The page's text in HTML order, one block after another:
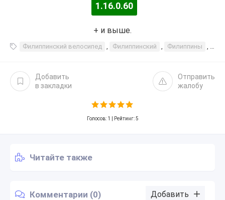
1.16.0.60
+ и выше.
Филиппинский велосипед , Филиппинский , Филиппины ,
Добавить
в закладки
Отправить
жалобу
Голосов: 1 | Рейтинг: 5
Читайте также
Комментарии (0) Добавить